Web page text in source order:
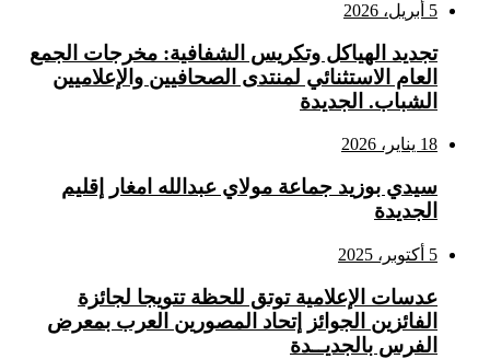
5 أبريل، 2026
تجديد الهياكل وتكريس الشفافية: مخرجات الجمع
العام الاستثنائي لمنتدى الصحافيين والإعلاميين
الشباب. الجديدة
18 يناير، 2026
سيدي بوزيد جماعة مولاي عبدالله امغار إقليم
الجديدة
5 أكتوبر، 2025
عدسات الإعلامية توتق للحظة تتويجا لجائزة
الفائزين الجوائز إتحاد المصورين العرب بمعرض
الفرس بالجديــدة